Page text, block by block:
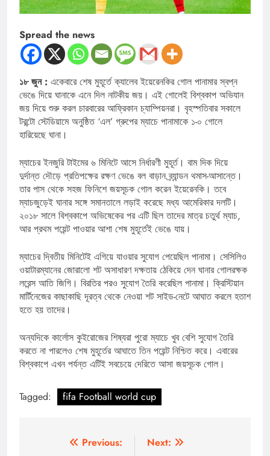
Spread the news
১৮ জুন : একেবারে শেষ মুহূর্তে ক্যালেব ইয়েরেনকির গোল পানামার স্বপ্ন
ভেঙে দিয়ে ঘানাকে এনে দিল নাটকীয় জয়। এই গোলেই বিশ্বকাপ অভিযান
জয় দিয়ে শুরু করল চারবারের আফ্রিকান চ্যাম্পিয়নরা। বৃহস্পতিবার সকালে
টরন্টো স্টেডিয়ামে অনুষ্ঠিত ‘এল’ গ্রুপের ম্যাচে পানামাকে ১-০ গোলে
হারিয়েছে ঘানা।
ম্যাচের ইনজুরি টাইমের ৬ মিনিটে আসে নির্ধারণী মুহূর্ত। বাম দিক দিয়ে
দুর্দান্ত দৌড়ে প্রতিপক্ষের রক্ষণ ভেঙে বল বাড়ান ব্র্যান্ডন থমাস-আসান্তে।
তার পাস থেকে সহজ ফিনিশে জয়সূচক গোল করেন ইয়েরেনকি। তবে
ম্যাচজুড়েই ঘানার সঙ্গে সমানতালে লড়াই করেছে মধ্য আমেরিকার দলটি।
২০১৮ সালে বিশ্বকাপে অভিষেকের পর এটি ছিল তাদের মাত্র চতুর্থ ম্যাচ,
আর প্রথম পয়েন্ট পাওয়ার আশা শেষ মুহূর্তেই ভেঙে যায়।
ম্যাচের দ্বিতীয় মিনিটেই এগিয়ে যাওয়ার সুযোগ পেয়েছিল পানামা। সেসিলিও
ওয়াটারম্যানের জোরালো শট অসাধারণ দক্ষতায় ঠেকিয়ে দেন ঘানার গোলরক্ষক
লরেন্স আতি জিগি। বিরতির পরও সুযোগ তৈরি করেছিল পানামা। ক্রিস্টিয়ান
মার্টিনেজের কাছাকাছি দূরত্ব থেকে নেওয়া শট সাইড-নেটে আঘাত করলে হতাশ
হতে হয় তাদের।
অন্যদিকে কার্লোস কুইরোজের শিষ্যরা পুরো ম্যাচে খুব বেশি সুযোগ তৈরি
করতে না পারলেও শেষ মুহূর্তের আঘাতে তিন পয়েন্ট নিশ্চিত করে। এবারের
বিশ্বকাপে এখন পর্যন্ত এটিই সবচেয়ে দেরিতে আসা জয়সূচক গোল।
Tagged: fifa Football world cup
Previous:
Next: